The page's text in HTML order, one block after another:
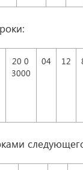
20 0
3000
04 12